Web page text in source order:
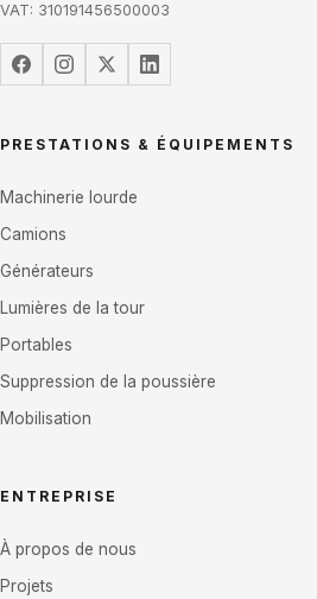
VAT: 310191456500003
PRESTATIONS & ÉQUIPEMENTS
Machinerie lourde
Camions
Générateurs
Lumières de la tour
Portables
Suppression de la poussière
Mobilisation
ENTREPRISE
À propos de nous
Projets